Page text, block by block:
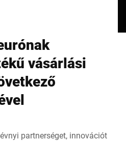
vásárlási
partnerséget, innovációt